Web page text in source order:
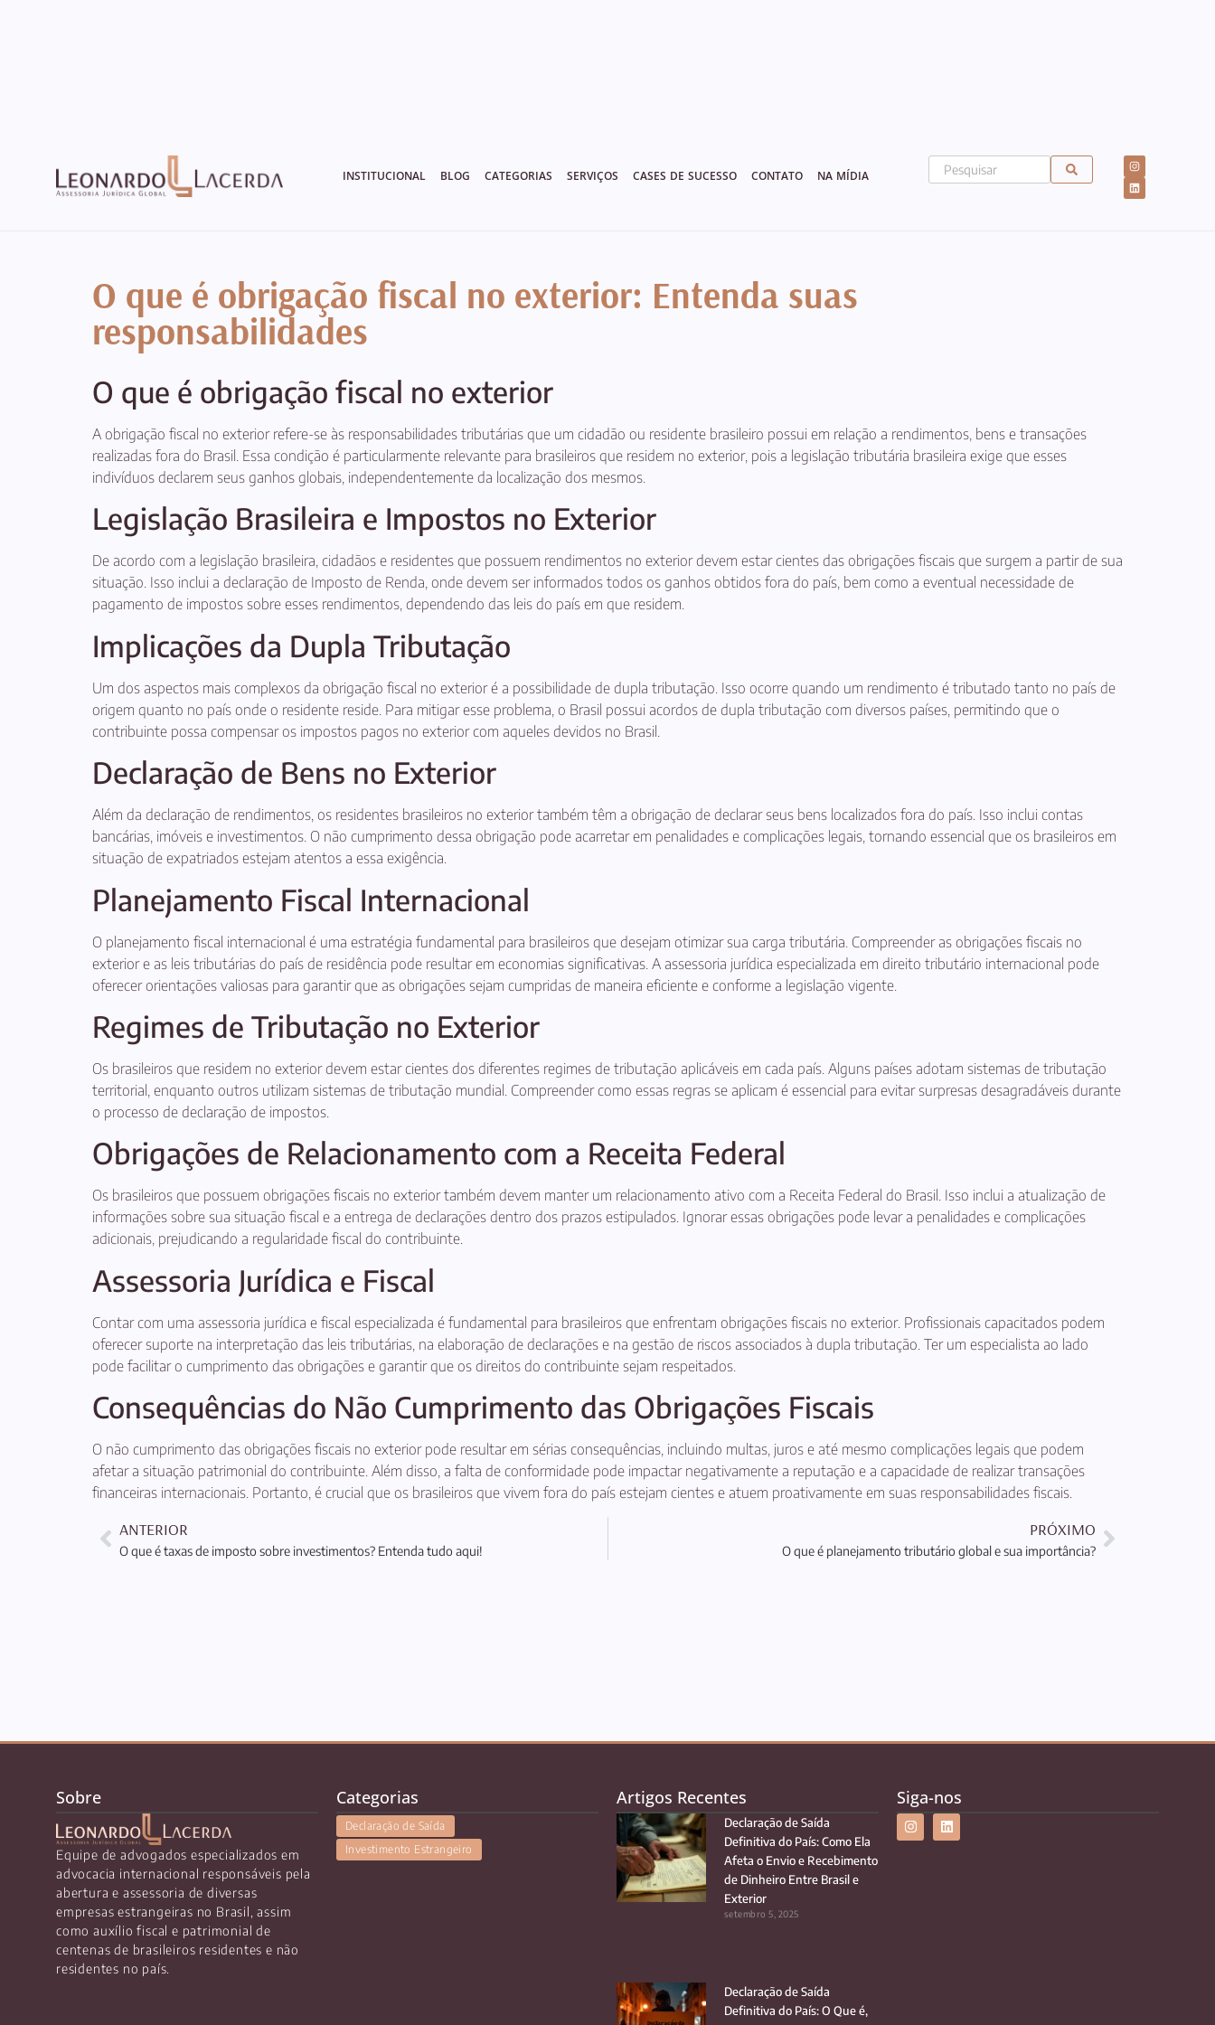
INSTITUCIONAL BLOG CATEGORIAS SERVIÇOS CASES DE SUCESSO CONTATO NA MÍDIA
O que é obrigação fiscal no exterior: Entenda suas
responsabilidades
O que é obrigação fiscal no exterior
A obrigação fiscal no exterior refere-se às responsabilidades tributárias que um cidadão ou residente brasileiro possui em relação a rendimentos, bens e transações
realizadas fora do Brasil. Essa condição é particularmente relevante para brasileiros que residem no exterior, pois a legislação tributária brasileira exige que esses
indivíduos declarem seus ganhos globais, independentemente da localização dos mesmos.
Legislação Brasileira e Impostos no Exterior
De acordo com a legislação brasileira, cidadãos e residentes que possuem rendimentos no exterior devem estar cientes das obrigações fiscais que surgem a partir de sua
situação. Isso inclui a declaração de Imposto de Renda, onde devem ser informados todos os ganhos obtidos fora do país, bem como a eventual necessidade de
pagamento de impostos sobre esses rendimentos, dependendo das leis do país em que residem.
Implicações da Dupla Tributação
Um dos aspectos mais complexos da obrigação fiscal no exterior é a possibilidade de dupla tributação. Isso ocorre quando um rendimento é tributado tanto no país de
origem quanto no país onde o residente reside. Para mitigar esse problema, o Brasil possui acordos de dupla tributação com diversos países, permitindo que o
contribuinte possa compensar os impostos pagos no exterior com aqueles devidos no Brasil.
Declaração de Bens no Exterior
Além da declaração de rendimentos, os residentes brasileiros no exterior também têm a obrigação de declarar seus bens localizados fora do país. Isso inclui contas
bancárias, imóveis e investimentos. O não cumprimento dessa obrigação pode acarretar em penalidades e complicações legais, tornando essencial que os brasileiros em
situação de expatriados estejam atentos a essa exigência.
Planejamento Fiscal Internacional
O planejamento fiscal internacional é uma estratégia fundamental para brasileiros que desejam otimizar sua carga tributária. Compreender as obrigações fiscais no
exterior e as leis tributárias do país de residência pode resultar em economias significativas. A assessoria jurídica especializada em direito tributário internacional pode
oferecer orientações valiosas para garantir que as obrigações sejam cumpridas de maneira eficiente e conforme a legislação vigente.
Regimes de Tributação no Exterior
Os brasileiros que residem no exterior devem estar cientes dos diferentes regimes de tributação aplicáveis em cada país. Alguns países adotam sistemas de tributação
territorial, enquanto outros utilizam sistemas de tributação mundial. Compreender como essas regras se aplicam é essencial para evitar surpresas desagradáveis durante
o processo de declaração de impostos.
Obrigações de Relacionamento com a Receita Federal
Os brasileiros que possuem obrigações fiscais no exterior também devem manter um relacionamento ativo com a Receita Federal do Brasil. Isso inclui a atualização de
informações sobre sua situação fiscal e a entrega de declarações dentro dos prazos estipulados. Ignorar essas obrigações pode levar a penalidades e complicações
adicionais, prejudicando a regularidade fiscal do contribuinte.
Assessoria Jurídica e Fiscal
Contar com uma assessoria jurídica e fiscal especializada é fundamental para brasileiros que enfrentam obrigações fiscais no exterior. Profissionais capacitados podem
oferecer suporte na interpretação das leis tributárias, na elaboração de declarações e na gestão de riscos associados à dupla tributação. Ter um especialista ao lado
pode facilitar o cumprimento das obrigações e garantir que os direitos do contribuinte sejam respeitados.
Consequências do Não Cumprimento das Obrigações Fiscais
O não cumprimento das obrigações fiscais no exterior pode resultar em sérias consequências, incluindo multas, juros e até mesmo complicações legais que podem
afetar a situação patrimonial do contribuinte. Além disso, a falta de conformidade pode impactar negativamente a reputação e a capacidade de realizar transações
financeiras internacionais. Portanto, é crucial que os brasileiros que vivem fora do país estejam cientes e atuem proativamente em suas responsabilidades fiscais.
ANTERIOR
O que é taxas de imposto sobre investimentos? Entenda tudo aqui!
PRÓXIMO
O que é planejamento tributário global e sua importância?
Sobre
Equipe de advogados especializados em
advocacia internacional responsáveis pela
abertura e assessoria de diversas
empresas estrangeiras no Brasil, assim
como auxílio fiscal e patrimonial de
centenas de brasileiros residentes e não
residentes no país.
Categorias
Declaração de Saída
Investimento Estrangeiro
Artigos Recentes
Declaração de Saída
Definitiva do País: Como Ela
Afeta o Envio e Recebimento
de Dinheiro Entre Brasil e
Exterior
setembro 5, 2025
Declaração de Saída
Definitiva do País: O Que é,
Siga-nos